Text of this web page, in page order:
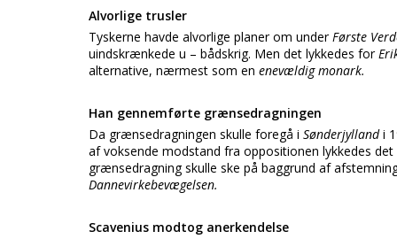
Alvorlige trusler
Tyskerne havde alvorlige planer om underFørste
uindskrænkede u – bådskrig. Men det lykkedes for
alternative, nærmest som en enevældig monark.
Han gennemførte grænsedragningen
Da grænsedragningen skulle foregå i Sønderjyllandi
af voksende modstand fra oppositionen lykkedes
grænsedragning skulle ske på baggrund af
Dannevirkebevægelsen.
Scavenius modtog anerkendelse